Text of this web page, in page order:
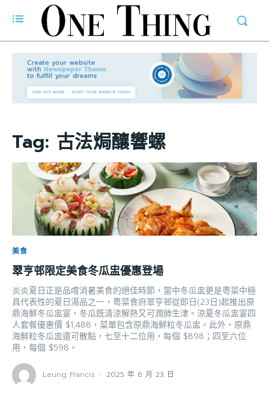
Tag: 古法焗釀響螺
美食
翠亨邨限定美食冬瓜盅優惠登場
炎炎夏日正是品嚐消暑美食的絕佳時節，當中冬瓜盅更是粵菜中極
具代表性的夏日湯品之一，粵菜食府翠亨邨從即日(23日)起推出原
鼎海鮮冬瓜盅宴，冬瓜既清涼解熱又可潤肺生津。涼夏冬瓜盅宴四
人套餐優惠價 $1,488，菜單包含原鼎海鮮粒冬瓜盅。此外，原鼎
海鮮粒冬瓜盅還可散點，七至十二位用，每個 $898；四至六位
用，每個 $598。
Leung Francis - 2025 年 6 月 23 日